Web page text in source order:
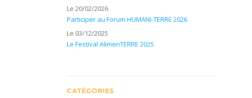
Le 20/02/2026
Participer au Forum HUMANI-TERRE 2026
Le 03/12/2025
Le Festival AlimenTERRE 2025
CATÉGORIES